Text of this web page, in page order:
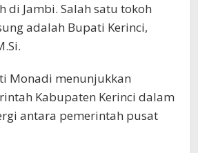
di Jambi. Salah satu tokoh
adalah Bupati Kerinci,
Monadi menunjukkan
Kabupaten Kerinci dalam
antara pemerintah pusat